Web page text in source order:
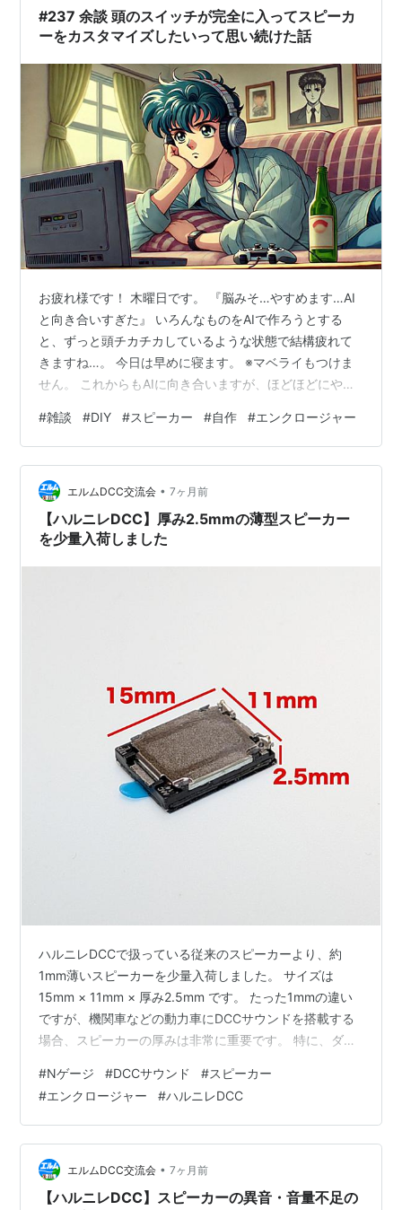
#237 余談 頭のスイッチが完全に入ってスピーカ
ーをカスタマイズしたいって思い続けた話
お疲れ様です！ 木曜日です。 『脳みそ…やすめます…AI
と向き合いすぎた』 いろんなものをAIで作ろうとする
と、ずっと頭チカチカしているような状態で結構疲れて
きますね…。 今日は早めに寝ます。 ※マベライもつけま
せん。 これからもAIに向き合いますが、ほどほどにやっ
今日は！ 『ﾓｳ…ｱﾀﾏﾉﾅｶｶﾞ…ｽﾋﾟｰｶｰﾃﾞｲｯﾊﾟｲ』 って話をば。
先日実家のPC環境を整えるという話をばしたんですが、
その中でスピーカー問題があるとお伝えしました。
www.sony.jp ちなみに廃版のこれ。 Bluetooth接続でき
る、スピーカーは割と大きめ、S…
#雑談 #DIY #スピーカー #自作 #エンクロージャー
エルムDCC交流会 • 7ヶ月前
【ハルニレDCC】厚み2.5mmの薄型スピーカー
を少量入荷しました
ハルニレDCCで扱っている従来のスピーカーより、約
1mm薄いスピーカーを少量入荷しました。 サイズは
15mm × 11mm × 厚み2.5mm です。 たった1mmの違い
ですが、機関車などの動力車にDCCサウンドを搭載する
場合、スピーカーの厚みは非常に重要です。 特に、ダイ
ジャーも含めた厚みを考えると、1mmでも薄い方が搭載
しやすい場合があります。 ＜厚みの違い＞ 従来のスピー
カーと比較すると、薄型であることがよく分かります。 -
従来スピーカーの実測厚み：約 3.8mm （公称値：
3.5mm） - 薄型スピーカーの実測厚み：約 2.7mm（…
#Nゲージ #DCCサウンド #スピーカー
#エンクロージャー #ハルニレDCC
エルムDCC交流会 • 7ヶ月前
【ハルニレDCC】スピーカーの異音・音量不足の